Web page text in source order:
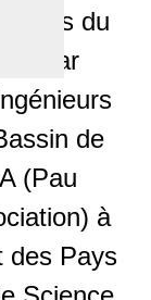
du
par
de
(Pau
à
des Pays